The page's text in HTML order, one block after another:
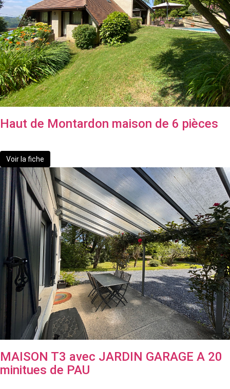
Haut de Montardon maison de 6 pièces
Voir la fiche
MAISON T3 avec JARDIN GARAGE A 20
minitues de PAU